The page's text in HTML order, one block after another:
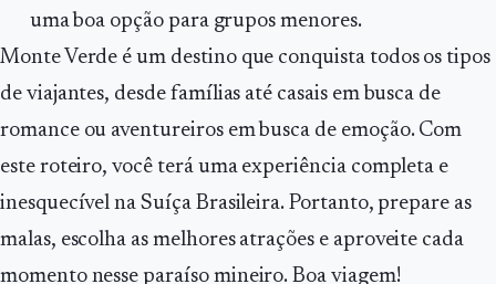
uma boa opção para grupos menores.
Monte Verde é um destino que conquista todos os tipos
de viajantes, desde famílias até casais em busca de
romance ou aventureiros em busca de emoção. Com
este roteiro, você terá uma experiência completa e
inesquecível na Suíça Brasileira. Portanto, prepare as
malas, escolha as melhores atrações e aproveite cada
momento nesse paraíso mineiro. Boa viagem!